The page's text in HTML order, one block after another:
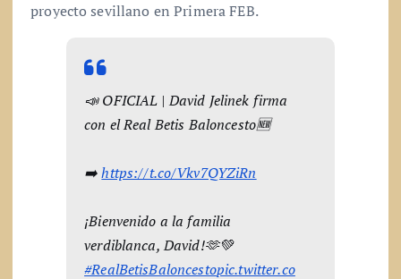
proyecto sevillano en Primera FEB.
📣 OFICIAL | David Jelinek firma
con el Real Betis Baloncesto🆕
➡️https://t.co/Vkv7QYZiRn
¡Bienvenido a la familia
verdiblanca, David!🫶💚
#RealBetisBaloncestopic.twitter.co